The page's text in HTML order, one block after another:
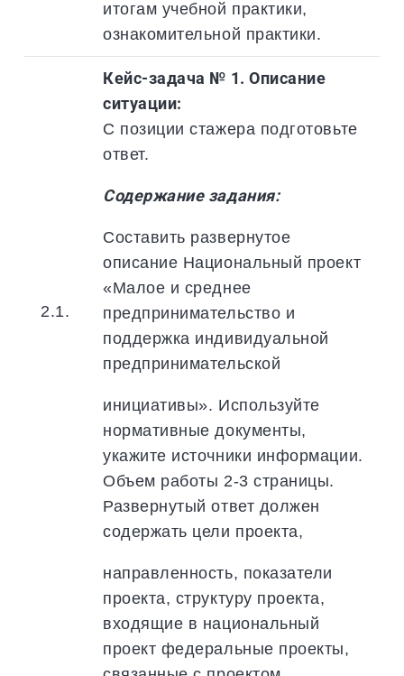
итогам учебной практики,
ознакомительной практики.
2.1.
Кейс-задача № 1. Описание
ситуации:
С позиции стажера подготовьте
ответ.
Содержание задания:
Составить развернутое
описание Национальный проект
«Малое и среднее
предпринимательство и
поддержка индивидуальной
предпринимательской
инициативы». Используйте
нормативные документы,
укажите источники информации.
Объем работы 2-3 страницы.
Развернутый ответ должен
содержать цели проекта,
направленность, показатели
проекта, структуру проекта,
входящие в национальный
проект федеральные проекты,